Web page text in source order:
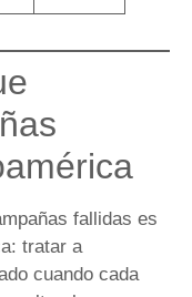
fallidas es
tratar a
cuando cada